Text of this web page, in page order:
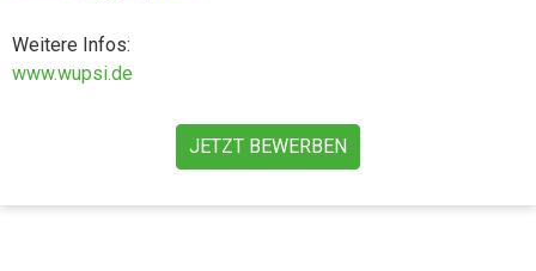
Weitere Infos:
www.wupsi.de
JETZT BEWERBEN